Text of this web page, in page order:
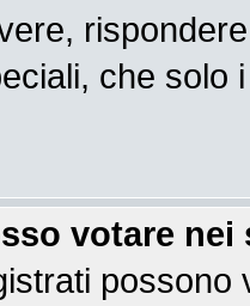
che solo
votare nei